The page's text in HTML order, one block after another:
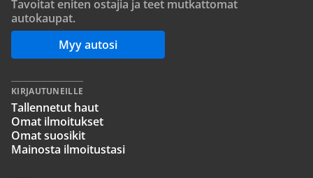
Tavoitat eniten ostajia ja teet mutkattomat
autokaupat.
Myy autosi
KIRJAUTUNEILLE
Tallennetut haut
Omat ilmoitukset
Omat suosikit
Mainosta ilmoitustasi